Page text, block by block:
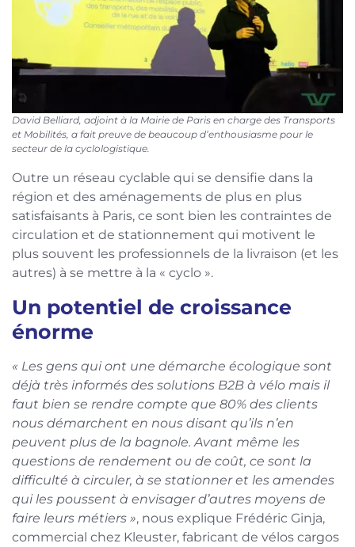
David Belliard, adjoint à la Mairie de Paris en charge des Transports
et Mobilités, a fait preuve de beaucoup d’enthousiasme pour le
secteur de la cyclologistique.
Outre un réseau cyclable qui se densifie dans la
région et des aménagements de plus en plus
satisfaisants à Paris, ce sont bien les contraintes de
circulation et de stationnement qui motivent le
plus souvent les professionnels de la livraison (et les
autres) à se mettre à la « cyclo ».
Un potentiel de croissance
énorme
« Les gens qui ont une démarche écologique sont
déjà très informés des solutions B2B à vélo mais il
faut bien se rendre compte que 80% des clients
nous démarchent en nous disant qu’ils n’en
peuvent plus de la bagnole. Avant même les
questions de rendement ou de coût, ce sont la
difficulté à circuler, à se stationner et les amendes
qui les poussent à envisager d’autres moyens de
faire leurs métiers », nous explique Frédéric Ginja,
commercial chez Kleuster, fabricant de vélos cargos